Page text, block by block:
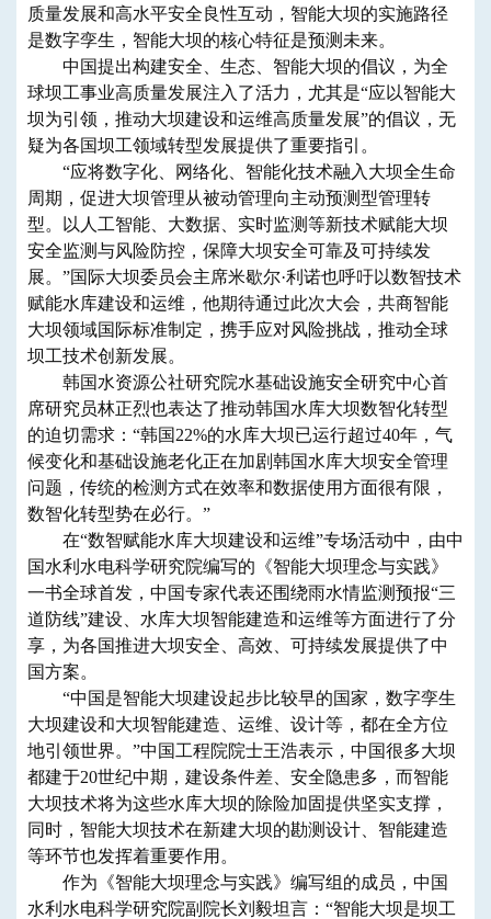
质量发展和高水平安全良性互动，智能大坝的实施路径
是数字孪生，智能大坝的核心特征是预测未来。
中国提出构建安全、生态、智能大坝的倡议，为全
球坝工事业高质量发展注入了活力，尤其是“应以智能大
坝为引领，推动大坝建设和运维高质量发展”的倡议，无
疑为各国坝工领域转型发展提供了重要指引。
“应将数字化、网络化、智能化技术融入大坝全生命
周期，促进大坝管理从被动管理向主动预测型管理转
型。以人工智能、大数据、实时监测等新技术赋能大坝
安全监测与风险防控，保障大坝安全可靠及可持续发
展。”国际大坝委员会主席米歇尔·利诺也呼吁以数智技术
赋能水库建设和运维，他期待通过此次大会，共商智能
大坝领域国际标准制定，携手应对风险挑战，推动全球
坝工技术创新发展。
韩国水资源公社研究院水基础设施安全研究中心首
席研究员林正烈也表达了推动韩国水库大坝数智化转型
的迫切需求：“韩国22%的水库大坝已运行超过40年，气
候变化和基础设施老化正在加剧韩国水库大坝安全管理
问题，传统的检测方式在效率和数据使用方面很有限，
数智化转型势在必行。”
在“数智赋能水库大坝建设和运维”专场活动中，由中
国水利水电科学研究院编写的《智能大坝理念与实践》
一书全球首发，中国专家代表还围绕雨水情监测预报“三
道防线”建设、水库大坝智能建造和运维等方面进行了分
享，为各国推进大坝安全、高效、可持续发展提供了中
国方案。
“中国是智能大坝建设起步比较早的国家，数字孪生
大坝建设和大坝智能建造、运维、设计等，都在全方位
地引领世界。”中国工程院院士王浩表示，中国很多大坝
都建于20世纪中期，建设条件差、安全隐患多，而智能
大坝技术将为这些水库大坝的除险加固提供坚实支撑，
同时，智能大坝技术在新建大坝的勘测设计、智能建造
等环节也发挥着重要作用。
作为《智能大坝理念与实践》编写组的成员，中国
水利水电科学研究院副院长刘毅坦言：“智能大坝是坝工